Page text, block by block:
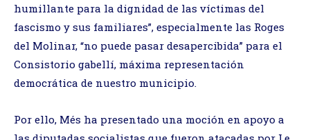
humillante para la dignidad de las víctimas del
fascismo y sus familiares”, especialmente las Roges
del Molinar, “no puede pasar desapercibida” para el
Consistorio gabellí, máxima representación
democrática de nuestro municipio.
Por ello, Més ha presentado una moción en apoyo a